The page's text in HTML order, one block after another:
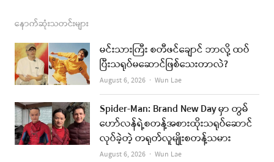
c
e
b
o
o
k
s
t
a
g
r
a
m
s
t
u
b
e
i
l
နောက်ဆုံးသတင်းများ
မင်းသားကြီး စတီဖင်ချောင် ဘာလို့ ထပ်
ပြီးသရုပ်မဆောင်ဖြစ်သေးတာလဲ?
August 6, 2026 Author
Wun Lae
Spider-Man: Brand New Day မှာ တွမ်
ဟော်လန်ရဲ့စတန့်အစားထိုးသရုပ်ဆောင်
လုပ်ခဲ့တဲ့ တရုတ်လူမျိုးစတန့်သမား
August 6, 2026 Author
Wun Lae